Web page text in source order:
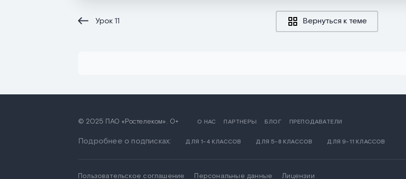
Урок11 Вернуться к теме
© 2025 ПАО «Ростелеком». 0+ О НАС ПАРТНЕРЫ БЛОГ ПРЕПОДАВАТЕЛИ
Подробнее о подписках: ДЛЯ 1-4 КЛАССОВ ДЛЯ 5-8 КЛАССОВ ДЛЯ 9-11 КЛАССОВ
Пользовательское соглашение Персональные данные Лицензии